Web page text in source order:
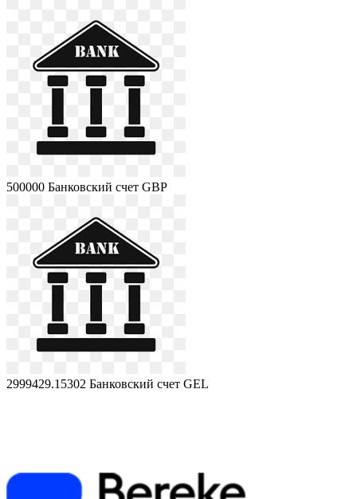
500000 Банковский счет GBP
2999429.15302 Банковский счет GEL